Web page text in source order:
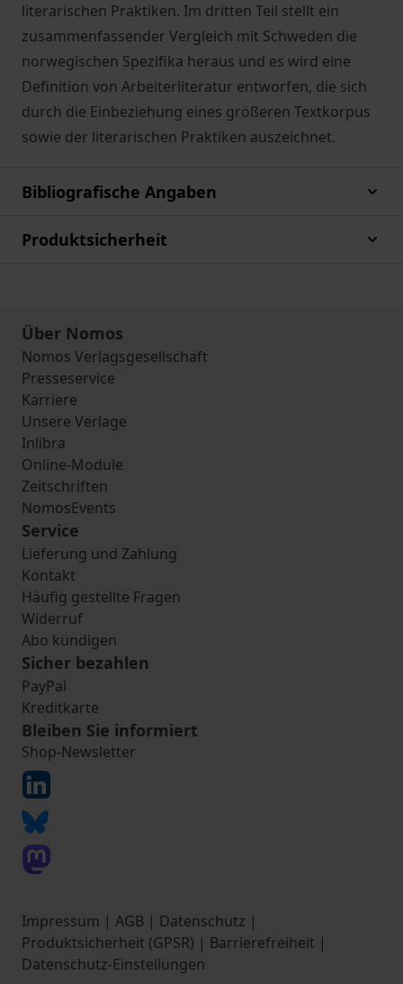
literarischen Praktiken. Im dritten Teil stellt ein
zusammenfassender Vergleich mit Schweden die
norwegischen Spezifika heraus und es wird eine
Definition von Arbeiterliteratur entworfen, die sich
durch die Einbeziehung eines größeren Textkorpus
sowie der literarischen Praktiken auszeichnet.
Bibliografische Angaben
Produktsicherheit
Über Nomos
Nomos Verlagsgesellschaft
Presseservice
Karriere
Unsere Verlage
Inlibra
Online-Module
Zeitschriften
NomosEvents
Service
Lieferung und Zahlung
Kontakt
Häufig gestellte Fragen
Widerruf
Abo kündigen
Sicher bezahlen
PayPal
Kreditkarte
Bleiben Sie informiert
Shop-Newsletter
Impressum | AGB | Datenschutz |
Produktsicherheit (GPSR) | Barrierefreiheit |
Datenschutz-Einstellungen